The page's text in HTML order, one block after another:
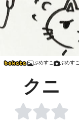
ぷめすこ ぷめすこ
クニ